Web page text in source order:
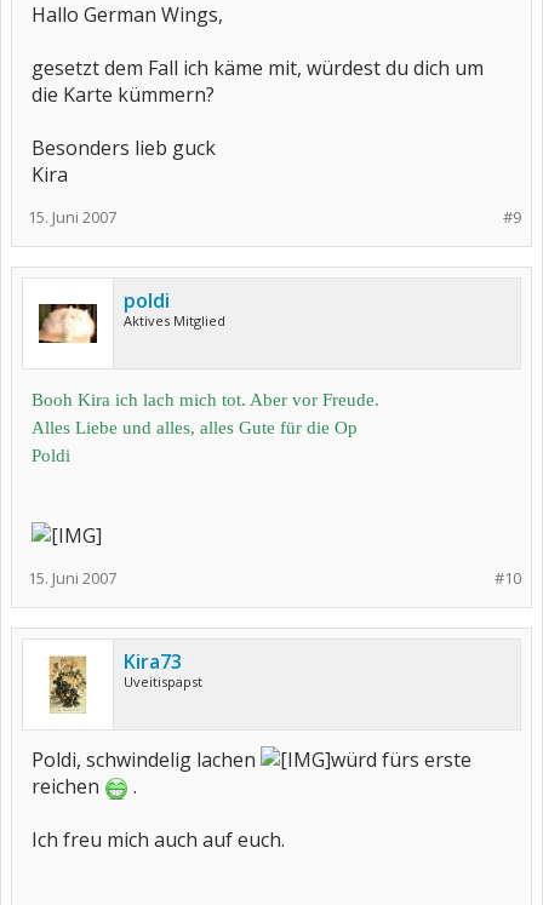
Hallo German Wings,
gesetzt dem Fall ich käme mit, würdest du dich um
die Karte kümmern?
Besonders lieb guck
Kira
#9
15. Juni 2007
poldi
Aktives Mitglied
Booh Kira ich lach mich tot. Aber vor Freude.
Alles Liebe und alles, alles Gute für die Op
Poldi
#10
15. Juni 2007
Kira73
Uveitispapst
Poldi, schwindelig lachen
würd fürs erste
reichen
.
Ich freu mich auch auf euch.